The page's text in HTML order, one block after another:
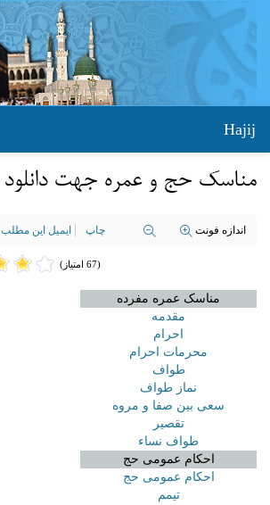
Hajij
مناسک حج و عمره جهت دانلود
اندازه فونت چاپ ایمیل این مطلب
(67 امتیاز)
مناسک عمره مفرده
مقدمه
احرام
محرمات احرام
طواف
نماز طواف
سعی بین صفا و مروه
تقصیر
طواف نساء
احکام عمومی حج
احکام عمومی حج
تیمم